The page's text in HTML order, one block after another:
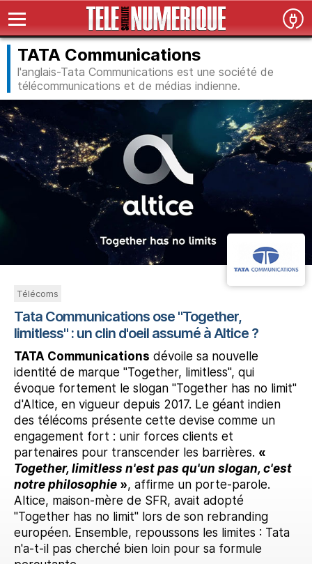
TATA Communications
l'anglais-Tata Communications est une société de
télécommunications et de médias indienne.
Télécoms
Tata Communications ose "Together,
limitless" : un clin d'oeil assumé à Altice ?
TATA Communications dévoile sa nouvelle
identité de marque "Together, limitless", qui
évoque fortement le slogan "Together has no limit"
d'Altice, en vigueur depuis 2017. Le géant indien
des télécoms présente cette devise comme un
engagement fort : unir forces clients et
partenaires pour transcender les barrières. «
Together, limitless n'est pas qu'un slogan, c'est
notre philosophie », affirme un porte-parole.
Altice, maison-mère de SFR, avait adopté
"Together has no limit" lors de son rebranding
européen. Ensemble, repoussons les limites : Tata
n'a-t-il pas cherché bien loin pour sa formule